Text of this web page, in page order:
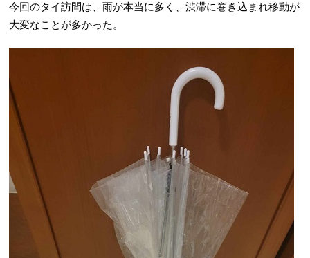
今回のタイ訪問は、雨が本当に多く、渋滞に巻き込まれ移動が
大変なことが多かった。